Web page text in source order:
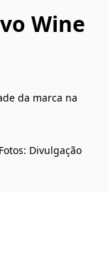
Wine
da marca na
Divulgação